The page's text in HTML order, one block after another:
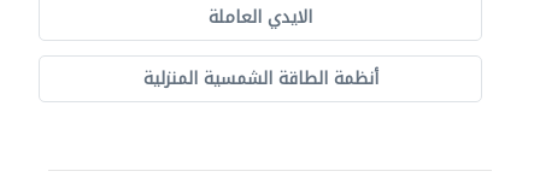
الايدي العاملة
أنظمة الطاقة الشمسية المنزلية